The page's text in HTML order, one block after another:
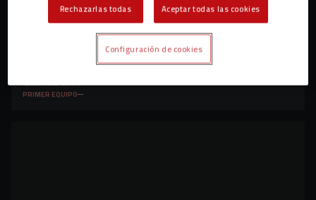
Casi 2.000 alumnos participaron en la V edición
del Concurso de Dibujo C.D. Mirandés y
Caixabank
PRIMER EQUIPO
Rechazarlas todas Aceptar todas las cookies
Configuración de cookies